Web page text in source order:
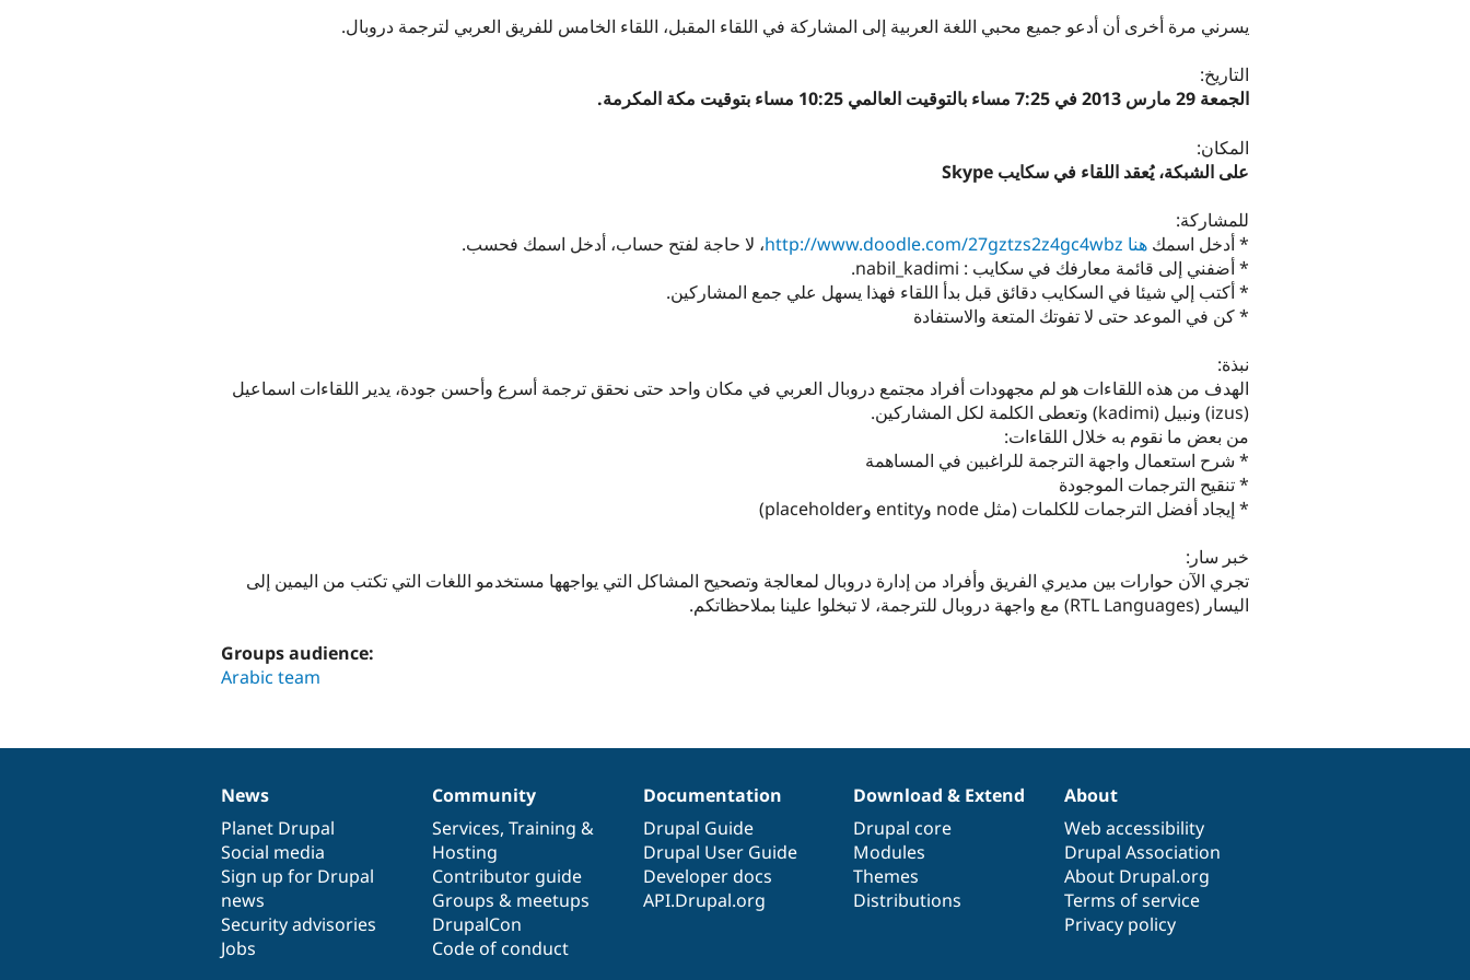
يسرني مرة أخرى أن أدعو جميع محبي اللغة العربية إلى المشاركة في اللقاء المقبل، اللقاء الخامس للفريق العربي لترجمة دروبال.
التاريخ:
الجمعة 29 مارس 2013 في 7:25 مساء بالتوقيت العالمي 10:25 مساء بتوقيت مكة المكرمة.
المكان:
على الشبكة، يُعقد اللقاء في سكايب Skype
للمشاركة:
* أدخل اسمك هنا http://www.doodle.com/27gztzs2z4gc4wbz
، لا حاجة لفتح حساب، أدخل اسمك فحسب.
* أضفني إلى قائمة معارفك في سكايب : nabil_kadimi.
* أكتب إلي شيئا في السكايب دقائق قبل بدأ اللقاء فهذا يسهل علي جمع المشاركين.
* كن في الموعد حتى لا تفوتك المتعة والاستفادة
نبذة:
الهدف من هذه اللقاءات هو لم مجهودات أفراد مجتمع دروبال العربي في مكان واحد حتى نحقق ترجمة أسرع وأحسن جودة، يدير اللقاءات اسماعيل
(izus) ونبيل (kadimi) وتعطى الكلمة لكل المشاركين.
من بعض ما نقوم به خلال اللقاءات:
* شرح استعمال واجهة الترجمة للراغبين في المساهمة
* تنقيح الترجمات الموجودة
* إيجاد أفضل الترجمات للكلمات (مثل node وentity وplaceholder)
خبر سار:
تجري الآن حوارات بين مديري الفريق وأفراد من إدارة دروبال لمعالجة وتصحيح المشاكل التي يواجهها مستخدمو اللغات التي تكتب من اليمين إلى
اليسار (RTL Languages) مع واجهة دروبال للترجمة، لا تبخلوا علينا بملاحظاتكم.
Groups audience:
Arabic team
News
items
News
Planet Drupal
Social media
Sign up for Drupal
news
Security advisories
Jobs
Our
community
Community
Services, Training &
Hosting
Contributor guide
Groups & meetups
DrupalCon
Code of conduct
Documentation
Documentation
Drupal Guide
Drupal User Guide
Developer docs
API.Drupal.org
Drupal
code
base
Download & Extend
Drupal core
Modules
Themes
Distributions
Governance
of
community
About
Web accessibility
Drupal Association
About Drupal.org
Terms of service
Privacy policy